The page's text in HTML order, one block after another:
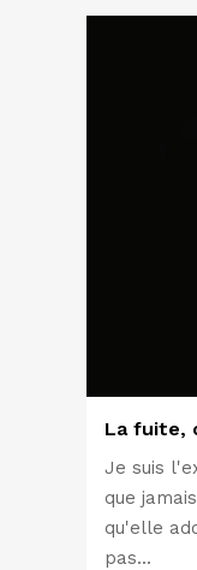
La fuite,
Je suis
que
qu'elle
pas...